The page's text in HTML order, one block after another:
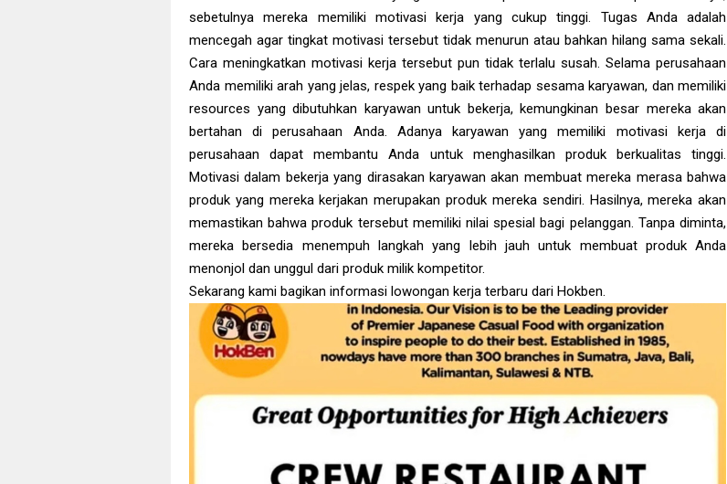
sebetulnya mereka memiliki motivasi kerja yang cukup tinggi. Tugas Anda adalah
mencegah agar tingkat motivasi tersebut tidak menurun atau bahkan hilang sama sekali.
Cara meningkatkan motivasi kerja tersebut pun tidak terlalu susah. Selama perusahaan
Anda memiliki arah yang jelas, respek yang baik terhadap sesama karyawan, dan memiliki
resources yang dibutuhkan karyawan untuk bekerja, kemungkinan besar mereka akan
bertahan di perusahaan Anda. Adanya karyawan yang memiliki motivasi kerja di
perusahaan dapat membantu Anda untuk menghasilkan produk berkualitas tinggi.
Motivasi dalam bekerja yang dirasakan karyawan akan membuat mereka merasa bahwa
produk yang mereka kerjakan merupakan produk mereka sendiri. Hasilnya, mereka akan
memastikan bahwa produk tersebut memiliki nilai spesial bagi pelanggan. Tanpa diminta,
mereka bersedia menempuh langkah yang lebih jauh untuk membuat produk Anda
menonjol dan unggul dari produk milik kompetitor.
Sekarang kami bagikan informasi lowongan kerja terbaru dari Hokben.